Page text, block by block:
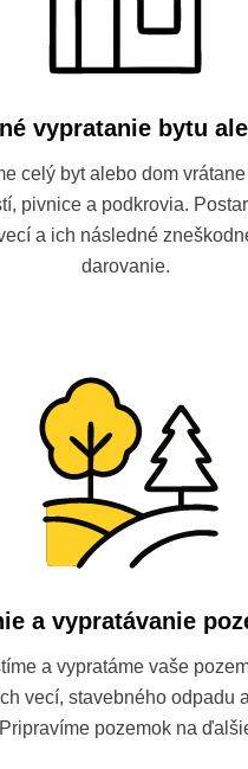
vypratanie bytu
celý byt alebo dom
pivnice a podkrovia.
a ich následné
darovanie.
a vypratávanie
a vypratáme vaše
vecí, stavebného odpadu
pozemok na